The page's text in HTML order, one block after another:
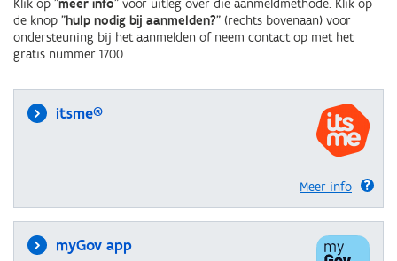
Klik op "meer info" voor uitleg over die aanmeldmethode. Klik op
de knop "hulp nodig bij aanmelden?" (rechts bovenaan) voor
ondersteuning bij het aanmelden of neem contact op met het
gratis nummer 1700.
itsme®
Meer info
myGov app